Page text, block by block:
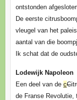
ontstonden
De eerste
vleugel van het
aantal van die
Ik schat dat de
Lodewijk Napoleon
Een deel van de cC
de Franse Revolutie,